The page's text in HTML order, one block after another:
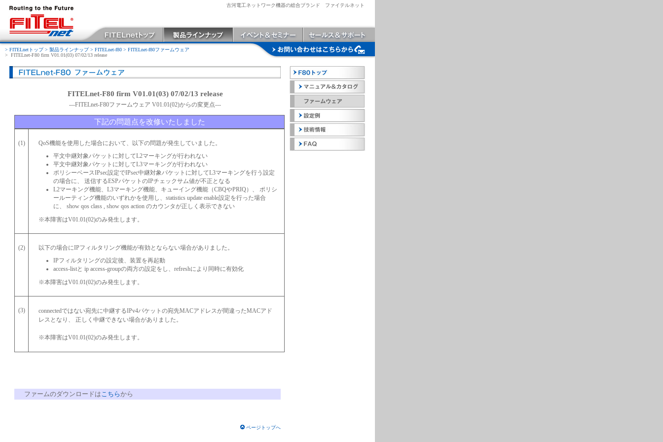
古河電工ネットワーク機器の総合ブランド ファイテルネット
> FITELnetトップ > 製品ラインナップ > FITELnet-f80 > FITELnet-f80ファームウェア
>
FITELnet-F80 firm V01.01(03) 07/02/13 release
FITELnet-F80 firm V01.01(03) 07/02/13 release
---FITELnet-F80ファームウェア V01.01(02)からの変更点---
下記の問題点を改修いたしました
(1)
QoS機能を使用した場合において、以下の問題が発生していました。
平文中継対象パケットに対してL2マーキングが行われない
平文中継対象パケットに対してL3マーキングが行われない
ポリシーベースIPsec設定でIPsec中継対象パケットに対してL3マーキングを行う設定
の場合に、 送信するESPパケットのIPチェックサム値が不正となる
L2マーキング機能、L3マーキング機能、キューイング機能（CBQやPRIQ）、 ポリシ
ールーティング機能のいずれかを使用し、statistics update enable設定を行った場合
に、 show qos class , show qos action のカウンタが正しく表示できない
※本障害はV01.01(02)のみ発生します。
(2)
以下の場合にIPフィルタリング機能が有効とならない場合がありました。
IPフィルタリングの設定後、装置を再起動
access-listと ip access-groupの両方の設定をし、refreshにより同時に有効化
※本障害はV01.01(02)のみ発生します。
(3)
connectedではない宛先に中継するIPv4パケットの宛先MACアドレスが間違ったMACアド
レスとなり、 正しく中継できない場合がありました。
※本障害はV01.01(02)のみ発生します。
ファームのダウンロードはこちらから
ページトップへ